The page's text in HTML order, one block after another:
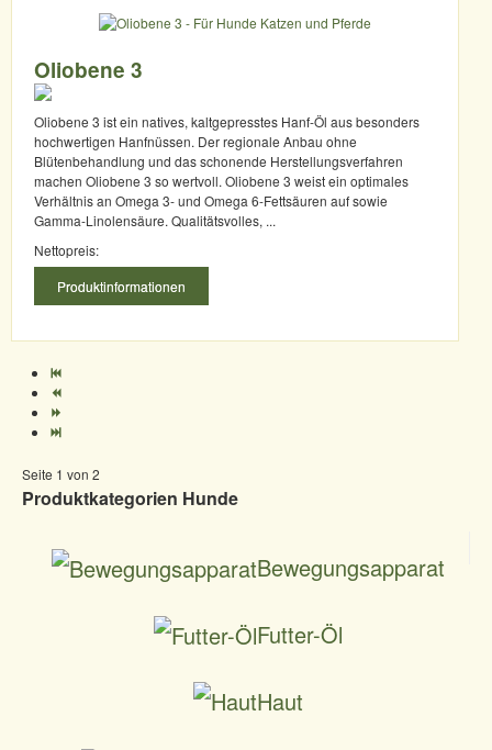
Oliobene 3
Oliobene 3 ist ein natives, kaltgepresstes Hanf-Öl aus besonders
hochwertigen Hanfnüssen. Der regionale Anbau ohne
Blütenbehandlung und das schonende Herstellungsverfahren
machen Oliobene 3 so wertvoll. Oliobene 3 weist ein optimales
Verhältnis an Omega 3- und Omega 6-Fettsäuren auf sowie
Gamma-Linolensäure. Qualitätsvolles, ...
Nettopreis:
Produktinformationen
Seite 1 von 2
Produktkategorien Hunde
Bewegungsapparat
Futter-Öl
Haut